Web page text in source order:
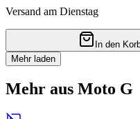
Versand am Dienstag
In den
Mehr laden
Mehr aus Moto G